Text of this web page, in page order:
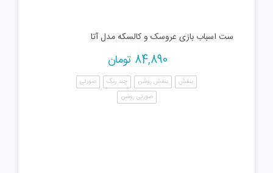
ست اسباب بازی عروسک و کالسکه مدل آتا
84,890 تومان
بنفش بنفش روشن چند رنگ
صورتی
صورتی روشن